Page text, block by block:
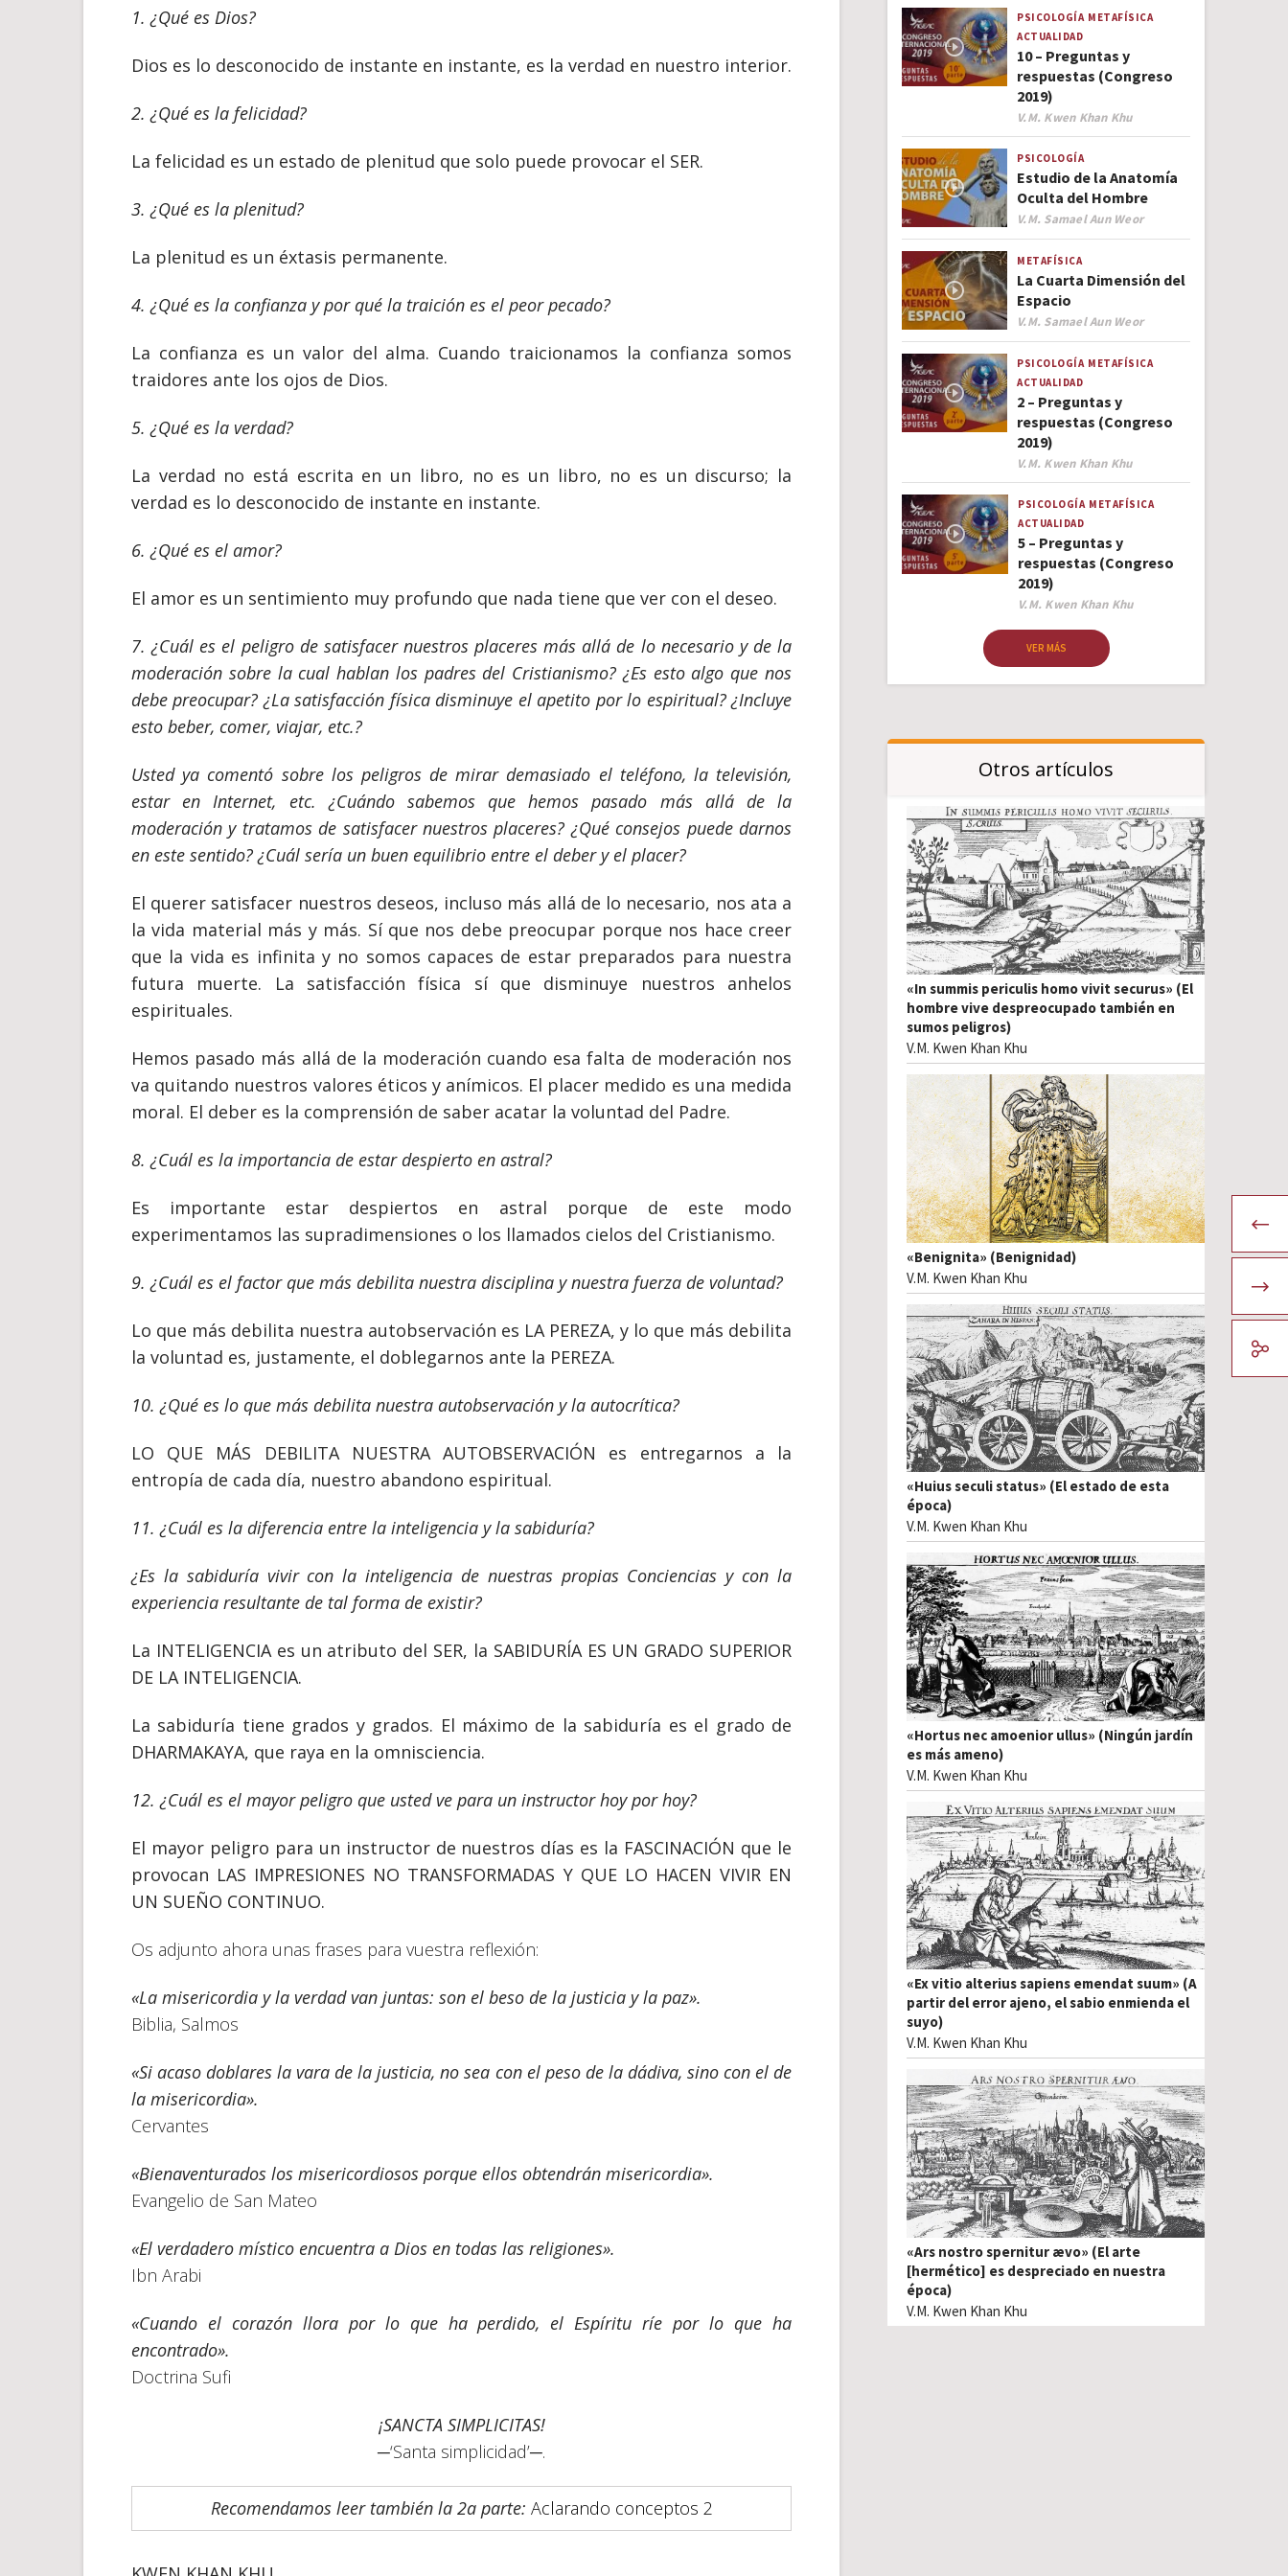
1. ¿Qué es Dios?
Dios es lo desconocido de instante en instante, es la verdad en nuestro interior.
2. ¿Qué es la felicidad?
La felicidad es un estado de plenitud que solo puede provocar el SER.
3. ¿Qué es la plenitud?
La plenitud es un éxtasis permanente.
4. ¿Qué es la confianza y por qué la traición es el peor pecado?
La confianza es un valor del alma. Cuando traicionamos la confianza somos
traidores ante los ojos de Dios.
5. ¿Qué es la verdad?
La verdad no está escrita en un libro, no es un libro, no es un discurso; la
verdad es lo desconocido de instante en instante.
6. ¿Qué es el amor?
El amor es un sentimiento muy profundo que nada tiene que ver con el deseo.
7. ¿Cuál es el peligro de satisfacer nuestros placeres más allá de lo necesario y de la
moderación sobre la cual hablan los padres del Cristianismo? ¿Es esto algo que nos
debe preocupar? ¿La satisfacción física disminuye el apetito por lo espiritual? ¿Incluye
esto beber, comer, viajar, etc.?
Usted ya comentó sobre los peligros de mirar demasiado el teléfono, la televisión,
estar en Internet, etc. ¿Cuándo sabemos que hemos pasado más allá de la
moderación y tratamos de satisfacer nuestros placeres? ¿Qué consejos puede darnos
en este sentido? ¿Cuál sería un buen equilibrio entre el deber y el placer?
El querer satisfacer nuestros deseos, incluso más allá de lo necesario, nos ata a
la vida material más y más. Sí que nos debe preocupar porque nos hace creer
que la vida es infinita y no somos capaces de estar preparados para nuestra
futura muerte. La satisfacción física sí que disminuye nuestros anhelos
espirituales.
Hemos pasado más allá de la moderación cuando esa falta de moderación nos
va quitando nuestros valores éticos y anímicos. El placer medido es una medida
moral. El deber es la comprensión de saber acatar la voluntad del Padre.
8. ¿Cuál es la importancia de estar despierto en astral?
Es importante estar despiertos en astral porque de este modo
experimentamos las supradimensiones o los llamados cielos del Cristianismo.
9. ¿Cuál es el factor que más debilita nuestra disciplina y nuestra fuerza de voluntad?
Lo que más debilita nuestra autobservación es LA PEREZA, y lo que más debilita
la voluntad es, justamente, el doblegarnos ante la PEREZA.
10. ¿Qué es lo que más debilita nuestra autobservación y la autocrítica?
LO QUE MÁS DEBILITA NUESTRA AUTOBSERVACIÓN es entregarnos a la
entropía de cada día, nuestro abandono espiritual.
11. ¿Cuál es la diferencia entre la inteligencia y la sabiduría?
¿Es la sabiduría vivir con la inteligencia de nuestras propias Conciencias y con la
experiencia resultante de tal forma de existir?
La INTELIGENCIA es un atributo del SER, la SABIDURÍA ES UN GRADO SUPERIOR
DE LA INTELIGENCIA.
La sabiduría tiene grados y grados. El máximo de la sabiduría es el grado de
DHARMAKAYA, que raya en la omnisciencia.
12. ¿Cuál es el mayor peligro que usted ve para un instructor hoy por hoy?
El mayor peligro para un instructor de nuestros días es la FASCINACIÓN que le
provocan LAS IMPRESIONES NO TRANSFORMADAS Y QUE LO HACEN VIVIR EN
UN SUEÑO CONTINUO.
Os adjunto ahora unas frases para vuestra reflexión:
«La misericordia y la verdad van juntas: son el beso de la justicia y la paz».
Biblia, Salmos
«Si acaso doblares la vara de la justicia, no sea con el peso de la dádiva, sino con el de
la misericordia».
Cervantes
«Bienaventurados los misericordiosos porque ellos obtendrán misericordia».
Evangelio de San Mateo
«El verdadero místico encuentra a Dios en todas las religiones».
Ibn Arabi
«Cuando el corazón llora por lo que ha perdido, el Espíritu ríe por lo que ha
encontrado».
Doctrina Sufi
¡SANCTA SIMPLICITAS!
─‘Santa simplicidad’─.
Recomendamos leer también la 2a parte: Aclarando conceptos 2
PSICOLOGÍA METAFÍSICA
ACTUALIDAD
10 – Preguntas y
respuestas (Congreso
2019)
Author
V.M. Kwen Khan Khu
PSICOLOGÍA
Estudio de la Anatomía
Oculta del Hombre
Author
V.M. Samael Aun Weor
METAFÍSICA
La Cuarta Dimensión del
Espacio
Author
V.M. Samael Aun Weor
PSICOLOGÍA METAFÍSICA
ACTUALIDAD
2 – Preguntas y
respuestas (Congreso
2019)
Author
V.M. Kwen Khan Khu
PSICOLOGÍA METAFÍSICA
ACTUALIDAD
5 – Preguntas y
respuestas (Congreso
2019)
Author
V.M. Kwen Khan Khu
VER MÁS
Otros artículos
«In summis periculis homo vivit securus» (El
hombre vive despreocupado también en
sumos peligros)
V.M. Kwen Khan Khu
«Benignita» (Benignidad)
V.M. Kwen Khan Khu
«Huius seculi status» (El estado de esta
época)
V.M. Kwen Khan Khu
«Hortus nec amoenior ullus» (Ningún jardín
es más ameno)
V.M. Kwen Khan Khu
«Ex vitio alterius sapiens emendat suum» (A
partir del error ajeno, el sabio enmienda el
suyo)
V.M. Kwen Khan Khu
«Ars nostro spernitur ævo» (El arte
[hermético] es despreciado en nuestra
época)
V.M. Kwen Khan Khu